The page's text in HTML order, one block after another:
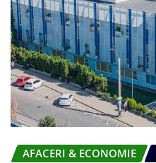
AFACERI & ECONOMIE